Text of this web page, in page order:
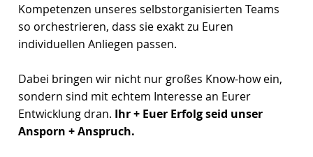
Kompetenzen unseres selbstorganisierten Teams
so orchestrieren, dass sie exakt zu Euren
individuellen Anliegen passen.
Dabei bringen wir nicht nur großes Know-how ein,
sondern sind mit echtem Interesse an Eurer
Entwicklung dran. Ihr + Euer Erfolg seid unser
Ansporn + Anspruch.